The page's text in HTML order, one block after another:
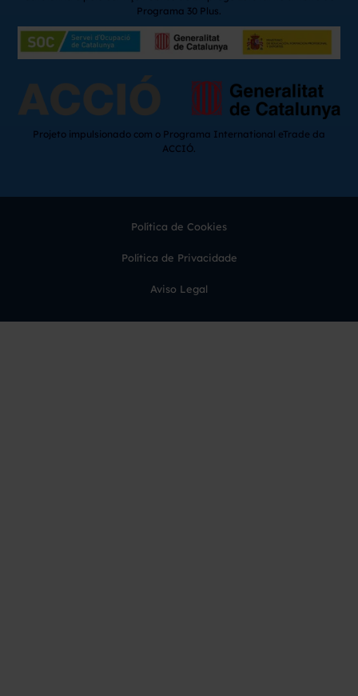
Programa 30 Plus.
Projeto impulsionado com o Programa International eTrade da
ACCIÓ.
Política de Cookies
Política de Privacidade
Aviso Legal